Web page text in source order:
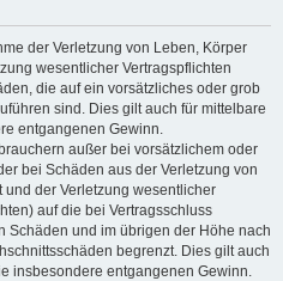
der Verletzung von Leben, Körper
wesentlicher Vertragspflichten
die auf ein vorsätzliches oder grob
sind. Dies gilt auch für mittelbare
entgangenen Gewinn.
außer bei vorsätzlichem oder
bei Schäden aus der Verletzung von
der Verletzung wesentlicher
auf die bei Vertragsschluss
Schäden und im übrigen der Höhe nach
begrenzt. Dies gilt auch
insbesondere entgangenen Gewinn.